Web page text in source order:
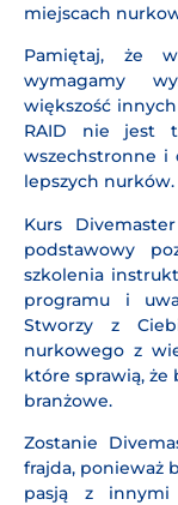
miejscach
Pamiętaj, że
wymagamy
większość
RAID nie jest
wszechstronne i
lepszych nurków.
Kurs
podstawowy
szkolenia
programu i
Stworzy z
nurkowego z
które sprawią, że
branżowe.
Zostanie
frajda, ponieważ
pasją z